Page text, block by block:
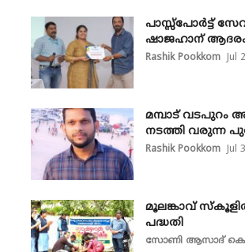
പാസ്സ്‌പോർട്ട്
ഷാജഹാന്
Rashik Pookkom Jul
മമ്പാട് വടപുറം
നടത്തി വരുന്ന
Rashik Pookkom Jul
മൂലങ്കാവ്
പദ്ധതി
സോണി ആസാദ്